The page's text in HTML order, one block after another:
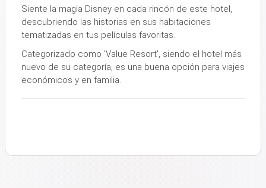
Siente la magia Disney en cada rincón de este hotel,
descubriendo las historias en sus habitaciones
tematizadas en tus películas favoritas.
Categorizado como 'Value Resort', siendo el hotel más
nuevo de su categoría, es una buena opción para viajes
económicos y en familia.